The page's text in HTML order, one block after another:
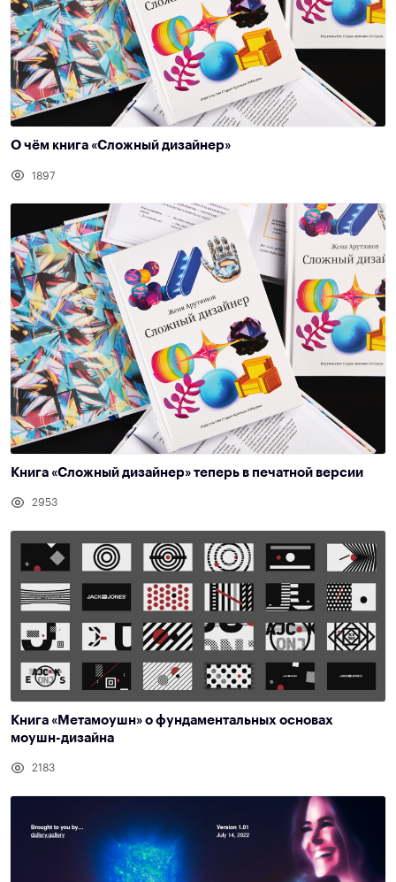
О чём книга «Сложный дизайнер»
1897
Книга «Сложный дизайнер» теперь в печатной версии
2953
Книга «Метамоушн» о фундаментальных основах
моушн-дизайна
2183